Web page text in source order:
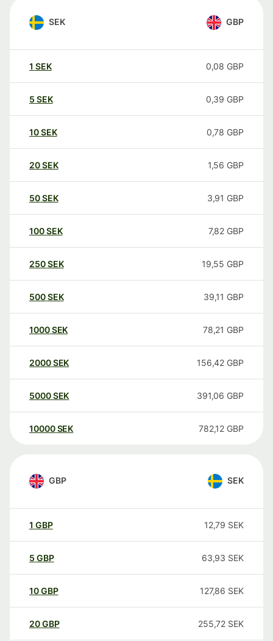
SEK GBP
1 SEK 0,08 GBP
5 SEK 0,39 GBP
10SEK 0,78 GBP
20SEK 1,56 GBP
50SEK 3,91 GBP
100SEK 7,82 GBP
250SEK 19,55 GBP
500SEK 39,11 GBP
1000SEK 78,21 GBP
2000SEK 156,42 GBP
5000SEK 391,06 GBP
10000 SEK 782,12 GBP
GBP SEK
1 GBP 12,79 SEK
5 GBP 63,93 SEK
10GBP 127,86 SEK
20GBP 255,72 SEK